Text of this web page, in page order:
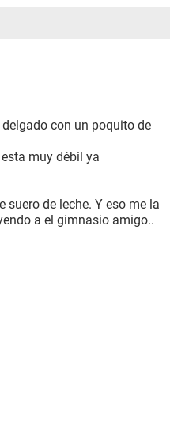
con un poquito de
muy débil ya
suero de leche. Y eso me la
a el gimnasio amigo..